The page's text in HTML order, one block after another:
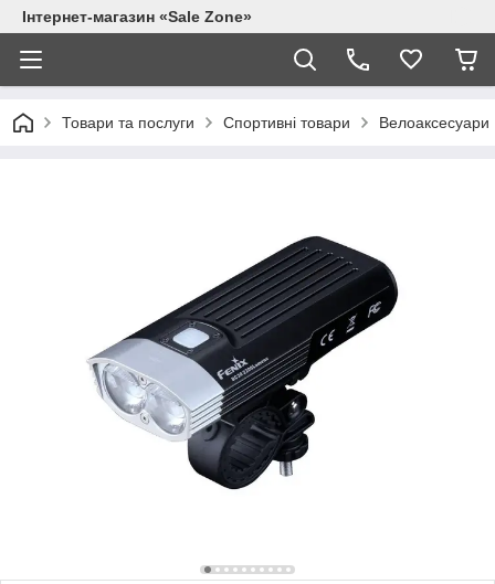
Інтернет-магазин «Sale Zone»
Товари та послуги Спортивні товари Велоаксесуари